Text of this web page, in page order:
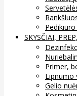
SKYSČIAI,
Primer,
Lipnumo
Gelio